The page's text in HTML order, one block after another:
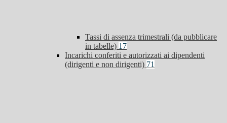
Tassi di assenza trimestrali (da pubblicare
in tabelle) 17
Incarichi conferiti e autorizzati ai dipendenti
(dirigenti e non dirigenti) 71